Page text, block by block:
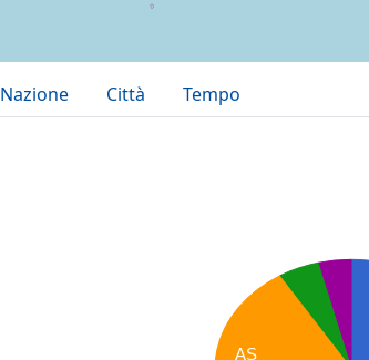
Nazione Città
Tempo
AS